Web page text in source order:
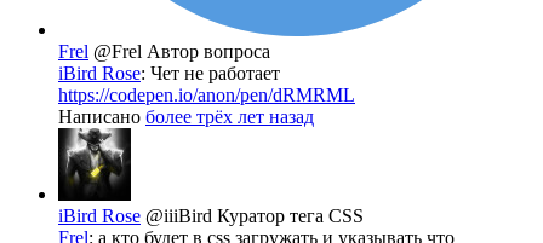
Frel @Frel Автор вопроса
iBird Rose: Чет не работает
https://codepen.io/anon/pen/dRMRML
Написано более трёх лет назад
iBird Rose @iiiBird Куратор тега CSS
Frel: а кто будет в css загружать и указывать что